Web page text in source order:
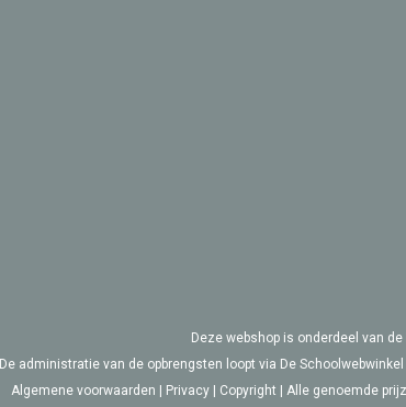
Deze webshop is onderdeel van
De administratie van de opbrengsten loopt via De
Algemene voorwaarden
Privacy Copyright | Alle genoemde